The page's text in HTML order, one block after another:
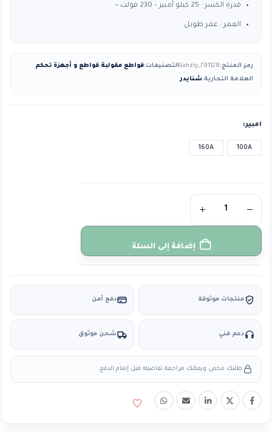
قدرة الكسر : 25 كيلو أمبير – 230 فولت ~
العمر : عمر طويل
رمز المنتج:Gahzly_791128التصنيفات:قواطع مقولبة,قواطع و أجهزة تحكم
العلامة التجارية:شنايدر
امبير
100A
160A
إضافة إلى السلة
منتجات موثوقة دفع آمن
دعم فني شحن موثوق
طلبك محمي ويمكنك مراجعة تفاصيله قبل إتمام الدفع.